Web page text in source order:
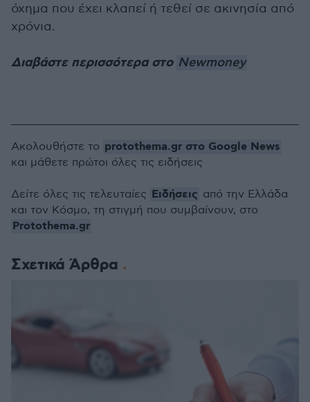
όχημα που έχει κλαπεί ή τεθεί σε ακινησία από
χρόνια.
Διαβάστε περισσότερα στο Newmoney
Σχετικά Άρθρα
Ακολουθήστε το protothema.gr στο Google News
και μάθετε πρώτοι όλες τις ειδήσεις
Δείτε όλες τις τελευταίες Ειδήσεις από την Ελλάδα
και τον Κόσμο, τη στιγμή που συμβαίνουν, στο
Protothema.gr